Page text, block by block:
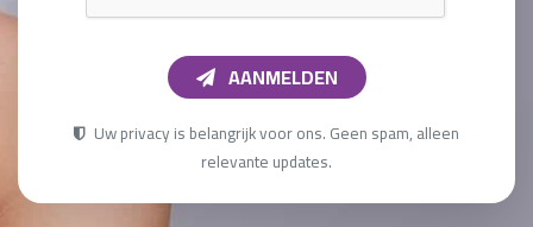
AANMELDEN
Uw privacy is belangrijk voor ons. Geen spam, alleen
relevante updates.